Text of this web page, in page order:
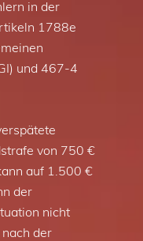
in der
1788e
und 467-4
von 750 €
auf 1.500 €
der
nicht
der